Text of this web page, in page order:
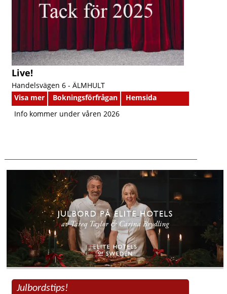
Live!
Handelsvägen 6 - ÄLMHULT
Visa mer
Bokningsförfrågan
Hemsida
Info kommer under våren 2026
Julbordstips!